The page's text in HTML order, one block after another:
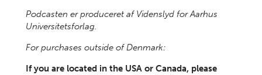
Podcasten er produceret af Videnslyd for Aarhus
Universitetsforlag.
For purchases outside of Denmark:
If you are located in the USA or Canada, please